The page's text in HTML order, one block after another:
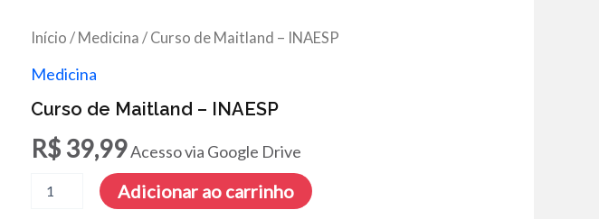
Início / Medicina / Curso de Maitland – INAESP
Medicina
Curso de Maitland – INAESP
R$39,99Acesso via Google Drive
Adicionar ao carrinho